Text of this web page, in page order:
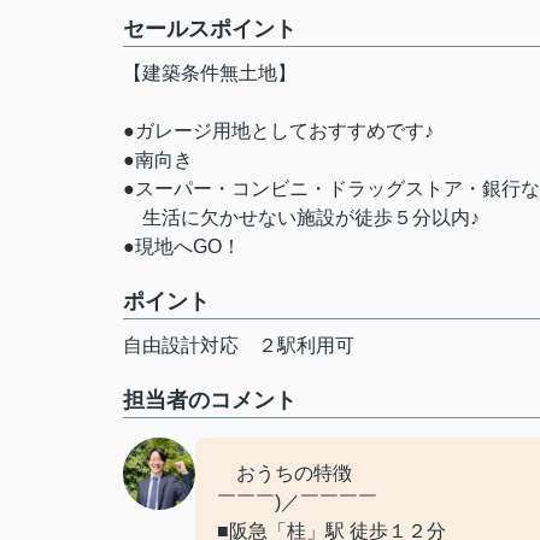
セールスポイント
【建築条件無土地】
●ガレージ用地としておすすめです♪
●南向き
●スーパー・コンビニ・ドラッグストア・銀行
生活に欠かせない施設が徒歩５分以内♪
●現地へGO！
ポイント
自由設計対応 ２駅利用可
担当者のコメント
おうちの特徴
￣￣￣)／￣￣￣￣
■阪急「桂」駅 徒歩１２分